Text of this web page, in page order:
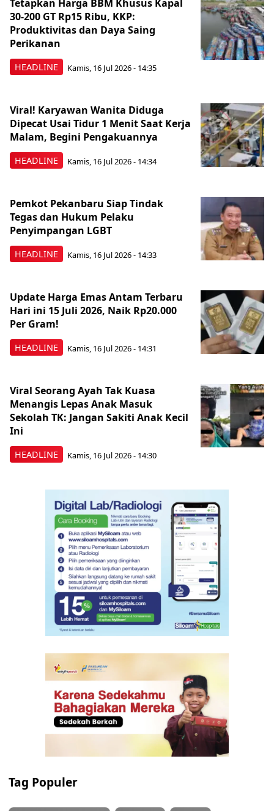
HEADLINE
Tetapkan Harga BBM Khusus Kapal
30-200 GT Rp15 Ribu, KKP:
Produktivitas dan Daya Saing
Perikanan
Kamis, 16 Jul 2026 - 14:35
HEADLINE
Viral! Karyawan Wanita Diduga
Dipecat Usai Tidur 1 Menit Saat Kerja
Malam, Begini Pengakuannya
Kamis, 16 Jul 2026 - 14:34
HEADLINE
Pemkot Pekanbaru Siap Tindak
Tegas dan Hukum Pelaku
Penyimpangan LGBT
Kamis, 16 Jul 2026 - 14:33
HEADLINE
Update Harga Emas Antam Terbaru
Hari ini 15 Juli 2026, Naik Rp20.000
Per Gram!
Kamis, 16 Jul 2026 - 14:31
HEADLINE
Viral Seorang Ayah Tak Kuasa
Menangis Lepas Anak Masuk
Sekolah TK: Jangan Sakiti Anak Kecil
Ini
Kamis, 16 Jul 2026 - 14:30
Tag Populer